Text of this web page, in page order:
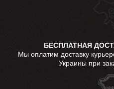
БЕСПЛАТНАЯ
Мы оплатим доставку
Украины при